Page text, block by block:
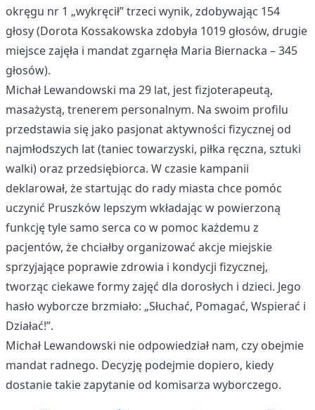
okręgu nr 1 „wykręcił” trzeci wynik, zdobywając 154
głosy (Dorota Kossakowska zdobyła 1019 głosów, drugie
miejsce zajęła i mandat zgarnęła Maria Biernacka – 345
głosów).
Michał Lewandowski ma 29 lat, jest fizjoterapeutą,
masażystą, trenerem personalnym. Na swoim profilu
przedstawia się jako pasjonat aktywności fizycznej od
najmłodszych lat (taniec towarzyski, piłka ręczna, sztuki
walki) oraz przedsiębiorca. W czasie kampanii
deklarował, że startując do rady miasta chce pomóc
uczynić Pruszków lepszym wkładając w powierzoną
funkcję tyle samo serca co w pomoc każdemu z
pacjentów, że chciałby organizować akcje miejskie
sprzyjające poprawie zdrowia i kondycji fizycznej,
tworząc ciekawe formy zajęć dla dorosłych i dzieci. Jego
hasło wyborcze brzmiało: „Słuchać, Pomagać, Wspierać i
Działać!”.
Michał Lewandowski nie odpowiedział nam, czy obejmie
mandat radnego. Decyzję podejmie dopiero, kiedy
dostanie takie zapytanie od komisarza wyborczego.